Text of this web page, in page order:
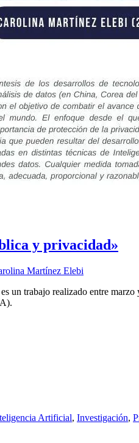
y privacidad»
Martínez Elebi
un trabajo realizado entre
Artificial, Investigación,